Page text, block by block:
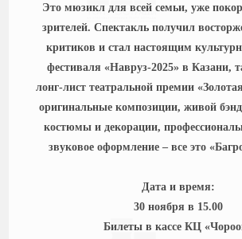
Это мюзикл для всей семьи, уже
зрителей. Спектакль получил
критиков и стал настоящим
фестиваля «Навруз-2025» в Казани,
лонг-лист театральной премии
оригинальные композиции, живой
костюмы и декорации,
звуковое оформление – все это
Дата и время:
30 ноября в 15.00
Билеты в кассе КЦ